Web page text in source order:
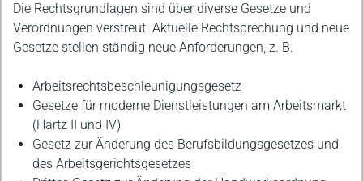
Die Rechtsgrundlagen sind über diverse Gesetze und
Verordnungen verstreut. Aktuelle Rechtsprechung und neue
Gesetze stellen ständig neue Anforderungen, z. B.
Arbeitsrechtsbeschleunigungsgesetz
Gesetze für moderne Dienstleistungen am Arbeitsmarkt
(Hartz II und IV)
Gesetz zur Änderung des Berufsbildungsgesetzes und
des Arbeitsgerichtsgesetzes